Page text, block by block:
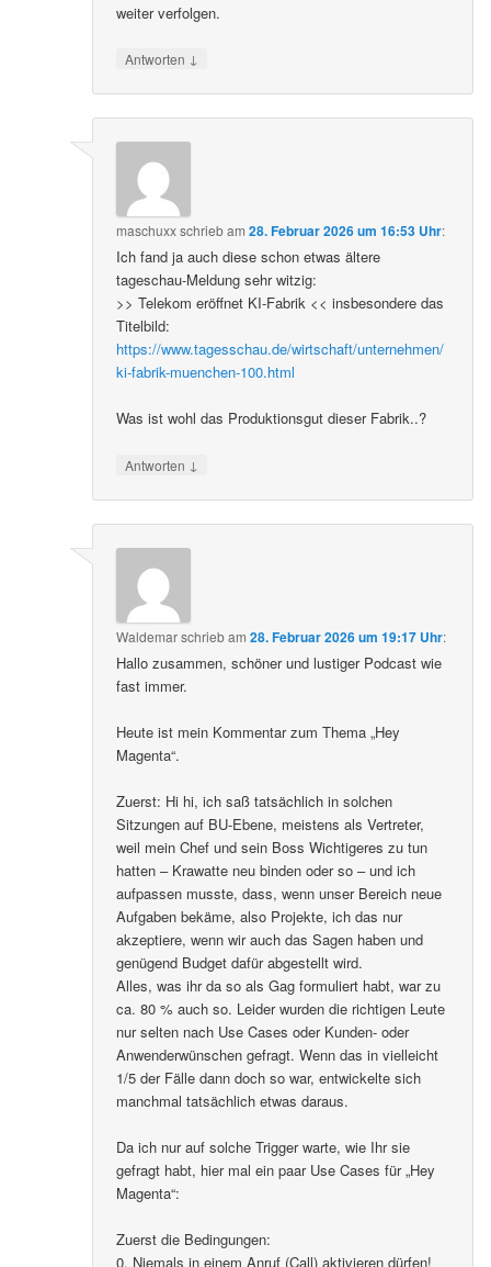
weiter verfolgen.
Antworten ↓
maschuxxschriebam28. Februar 2026 um 16:53 Uhr:
Ich fand ja auch diese schon etwas ältere
tageschau-Meldung sehr witzig:
>> Telekom eröffnet KI-Fabrik << insbesondere das
Titelbild:
https://www.tagesschau.de/wirtschaft/unternehmen/
ki-fabrik-muenchen-100.html
Was ist wohl das Produktionsgut dieser Fabrik..?
Antworten ↓
Waldemarschriebam28. Februar 2026 um 19:17 Uhr:
Hallo zusammen, schöner und lustiger Podcast wie
fast immer.
Heute ist mein Kommentar zum Thema „Hey
Magenta“.
Zuerst: Hi hi, ich saß tatsächlich in solchen
Sitzungen auf BU-Ebene, meistens als Vertreter,
weil mein Chef und sein Boss Wichtigeres zu tun
hatten – Krawatte neu binden oder so – und ich
aufpassen musste, dass, wenn unser Bereich neue
Aufgaben bekäme, also Projekte, ich das nur
akzeptiere, wenn wir auch das Sagen haben und
genügend Budget dafür abgestellt wird.
Alles, was ihr da so als Gag formuliert habt, war zu
ca. 80 % auch so. Leider wurden die richtigen Leute
nur selten nach Use Cases oder Kunden- oder
Anwenderwünschen gefragt. Wenn das in vielleicht
1/5 der Fälle dann doch so war, entwickelte sich
manchmal tatsächlich etwas daraus.
Da ich nur auf solche Trigger warte, wie Ihr sie
gefragt habt, hier mal ein paar Use Cases für „Hey
Magenta“:
Zuerst die Bedingungen:
0. Niemals in einem Anruf (Call) aktivieren dürfen!